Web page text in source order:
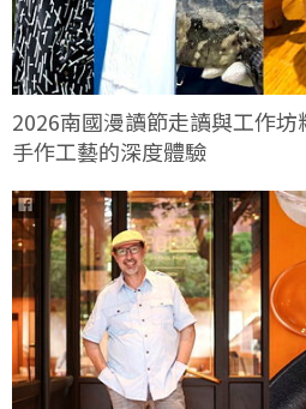
2026南國漫讀節走讀與工作坊
手作工藝的深度體驗